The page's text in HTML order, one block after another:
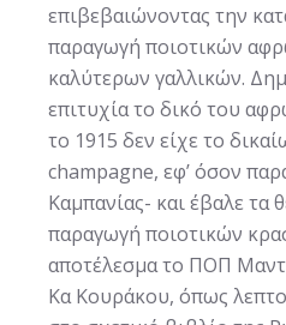
επιβεβαιώνοντας την
παραγωγή ποιοτικών
καλύτερων γαλλικών.
επιτυχία τo δικό του
το 1915 δεν είχε το
champagne, εφ’ όσον
Καμπανίας- και έβαλε τα
παραγωγή ποιοτικών
αποτέλεσμα το ΠΟΠ
Κα Κουράκου, όπως